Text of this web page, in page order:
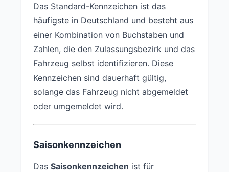
Das Standard-Kennzeichen ist das
häufigste in Deutschland und besteht aus
einer Kombination von Buchstaben und
Zahlen, die den Zulassungsbezirk und das
Fahrzeug selbst identifizieren. Diese
Kennzeichen sind dauerhaft gültig,
solange das Fahrzeug nicht abgemeldet
oder umgemeldet wird.
Saisonkennzeichen
Das Saisonkennzeichen ist für